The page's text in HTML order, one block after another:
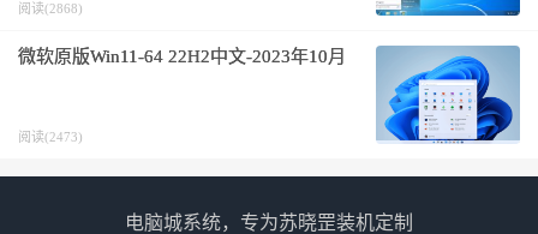
阅读(2868)
微软原版Win11-64 22H2中文-2023年10月
阅读(2473)
电脑城系统，专为苏晓罡装机定制